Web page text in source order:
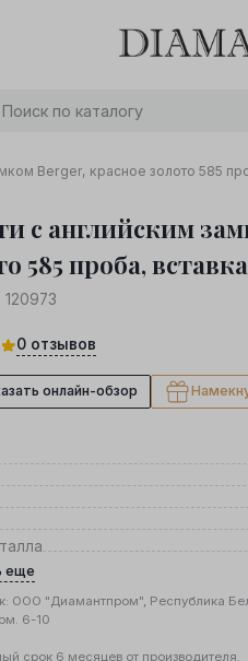
0 : 0
Berger, красное золото 585
с английским
585 проба,
120973
0 отзывов
онлайн-обзор
еще
ООО "Диамантпром", Республика
6-10
срок 6 месяцев от производителя.